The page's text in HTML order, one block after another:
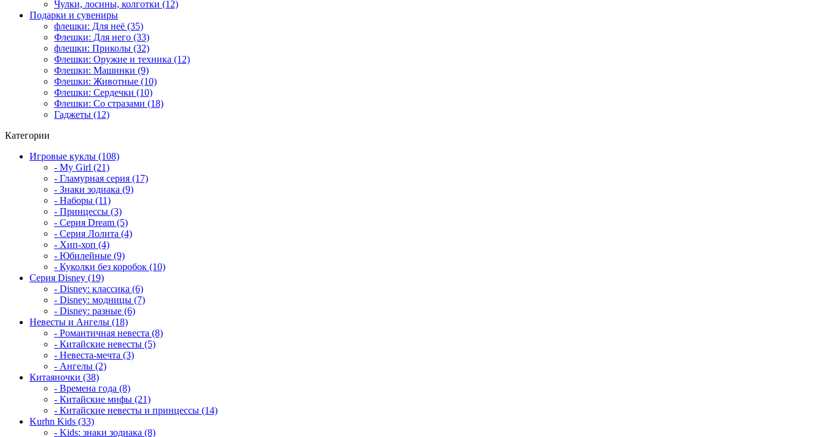
Чулки, лосины, колготки (12)
Подарки и сувениры
флешки: Для неё (35)
Флешки: Для него (33)
флешки: Приколы (32)
Флешки: Оружие и техника (12)
Флешки: Машинки (9)
Флешки: Животные (10)
Флешки: Сердечки (10)
Флешки: Со стразами (18)
Гаджеты (12)
Категории
Игровые куклы (108)
- My Girl (21)
- Гламурная серия (17)
- Знаки зодиака (9)
- Наборы (11)
- Принцессы (3)
- Серия Dream (5)
- Серия Лолита (4)
- Хип-хоп (4)
- Юбилейные (9)
- Куколки без коробок (10)
Серия Disney (19)
- Disney: классика (6)
- Disney: модницы (7)
- Disney: разные (6)
Невесты и Ангелы (18)
- Романтичная невеста (8)
- Китайские невесты (5)
- Невеста-мечта (3)
- Ангелы (2)
Китаяночки (38)
- Времена года (8)
- Китайские мифы (21)
- Китайские невесты и принцессы (14)
Kurhn Kids (33)
- Kids: знаки зодиака (8)